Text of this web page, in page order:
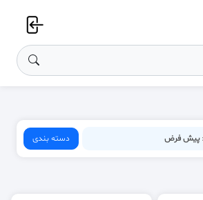
پیش فرض دسته بندی